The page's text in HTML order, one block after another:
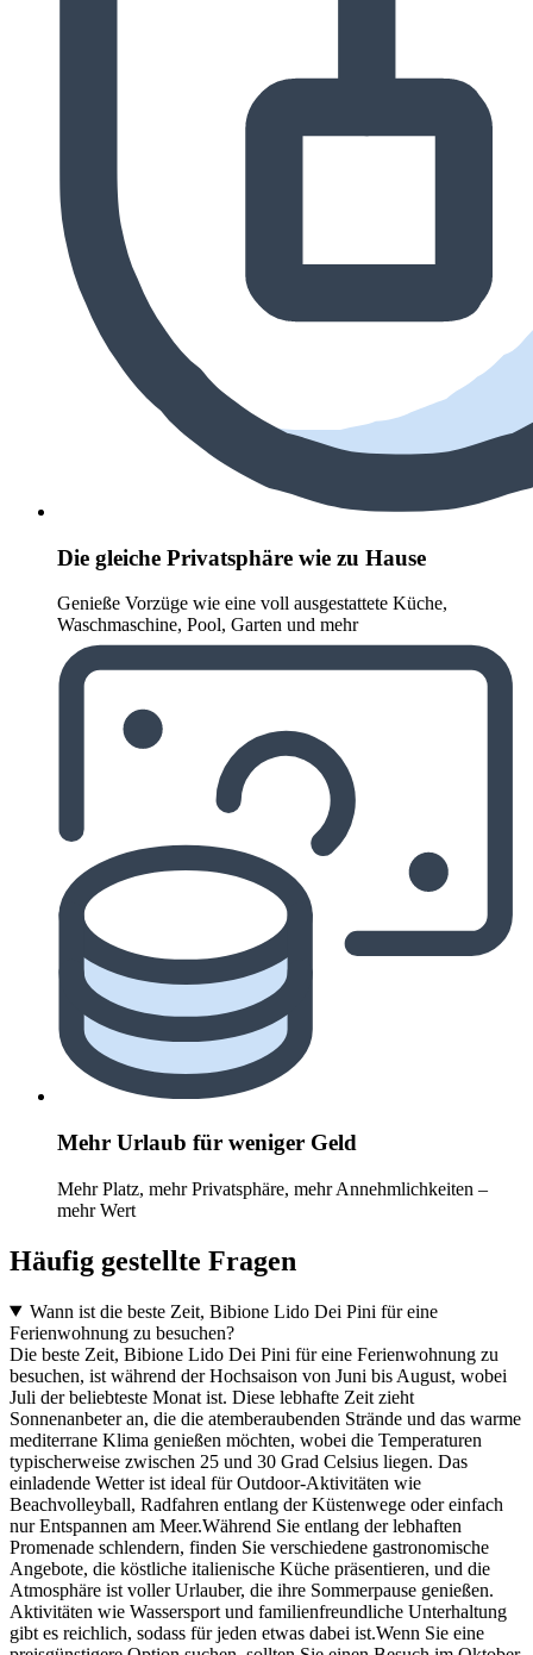
Die gleiche Privatsphäre wie zu Hause
Genieße Vorzüge wie eine voll ausgestattete Küche,
Waschmaschine, Pool, Garten und mehr
Mehr Urlaub für weniger Geld
Mehr Platz, mehr Privatsphäre, mehr Annehmlichkeiten –
mehr Wert
Häufig gestellte Fragen
Wann ist die beste Zeit, Bibione Lido Dei Pini für eine
Ferienwohnung zu besuchen?
Die beste Zeit, Bibione Lido Dei Pini für eine Ferienwohnung zu
besuchen, ist während der Hochsaison von Juni bis August, wobei
Juli der beliebteste Monat ist. Diese lebhafte Zeit zieht
Sonnenanbeter an, die die atemberaubenden Strände und das warme
mediterrane Klima genießen möchten, wobei die Temperaturen
typischerweise zwischen 25 und 30 Grad Celsius liegen. Das
einladende Wetter ist ideal für Outdoor-Aktivitäten wie
Beachvolleyball, Radfahren entlang der Küstenwege oder einfach
nur Entspannen am Meer.Während Sie entlang der lebhaften
Promenade schlendern, finden Sie verschiedene gastronomische
Angebote, die köstliche italienische Küche präsentieren, und die
Atmosphäre ist voller Urlauber, die ihre Sommerpause genießen.
Aktivitäten wie Wassersport und familienfreundliche Unterhaltung
gibt es reichlich, sodass für jeden etwas dabei ist.Wenn Sie eine